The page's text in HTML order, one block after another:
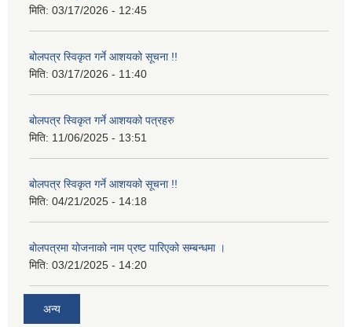
मिति: 03/17/2026 - 12:45
बोलपत्र स्विकृत गर्ने आशयको सूचना !!
मिति: 03/17/2026 - 11:40
बोलपत्र स्विकृत गर्ने आशयको पत्रहरु
मिति: 11/06/2025 - 13:51
बोलपत्र स्विकृत गर्ने आशयको सूचना !!
मिति: 04/21/2025 - 14:18
बोलपत्रमा योजनाको नाम प्रष्ट पारिएको सम्बन्धमा ।
मिति: 03/21/2025 - 14:20
अन्य